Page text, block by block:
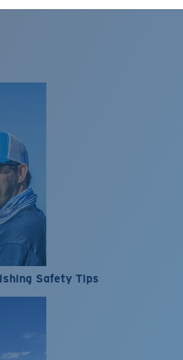
Safety Tips